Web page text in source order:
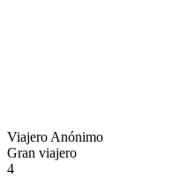
Viajero Anónimo
Gran viajero
4